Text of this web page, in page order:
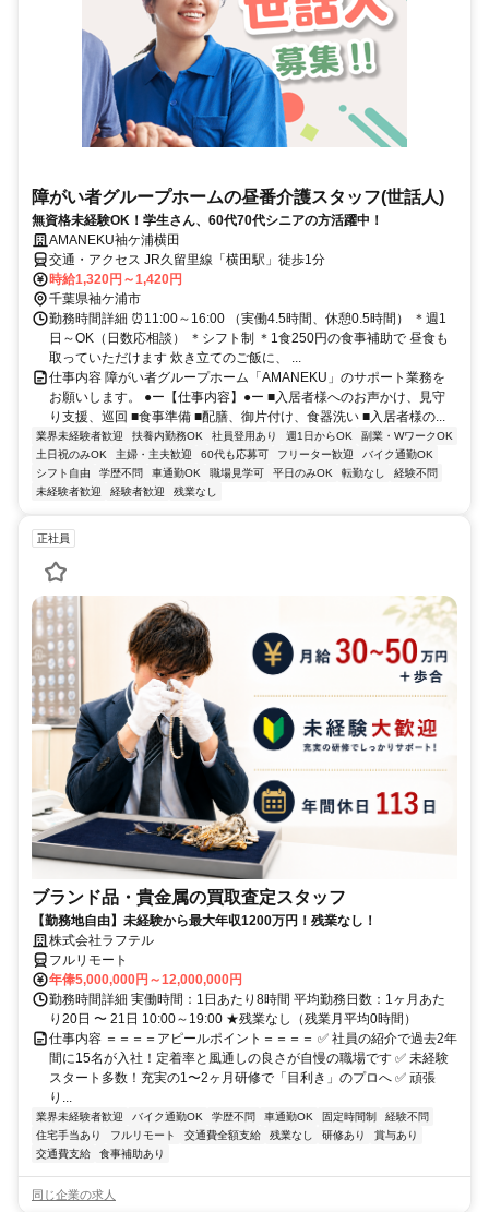
障がい者グループホームの昼番介護スタッフ(世話人)
無資格未経験OK！学生さん、60代70代シニアの方活躍中！
AMANEKU袖ケ浦横田
交通・アクセス JR久留里線「横田駅」徒歩1分
時給1,320円～1,420円
千葉県袖ケ浦市
勤務時間詳細 ⏰11:00～16:00 （実働4.5時間、休憩0.5時間） ＊週1
日～OK（日数応相談） ＊シフト制 ＊1食250円の食事補助で 昼食も
取っていただけます 炊き立てのご飯に、 ...
仕事内容 障がい者グループホーム「AMANEKU」のサポート業務を
お願いします。 ●ー【仕事内容】●ー ■入居者様へのお声かけ、見守
り支援、巡回 ■食事準備 ■配膳、御片付け、食器洗い ■入居者様の...
業界未経験者歓迎 扶養内勤務OK 社員登用あり 週1日からOK
副業・WワークOK
土日祝のみOK
主婦・主夫歓迎 60代も応募可 フリーター歓迎
バイク通勤OK
シフト自由
学歴不問 車通勤OK 職場見学可 平日のみOK 転勤なし
経験不問
未経験者歓迎
経験者歓迎 残業なし
正社員
ブランド品・貴金属の買取査定スタッフ
【勤務地自由】未経験から最大年収1200万円！残業なし！
株式会社ラフテル
フルリモート
年俸5,000,000円～12,000,000円
勤務時間詳細 実働時間：1日あたり8時間 平均勤務日数：1ヶ月あた
り20日 〜 21日 10:00～19:00 ★残業なし（残業月平均0時間）
仕事内容 ＝＝＝＝アピールポイント＝＝＝＝ ✅ 社員の紹介で過去2年
間に15名が入社！定着率と風通しの良さが自慢の職場です ✅ 未経験
スタート多数！充実の1〜2ヶ月研修で「目利き」のプロへ ✅ 頑張
り...
業界未経験者歓迎 バイク通勤OK 学歴不問 車通勤OK 固定時間制
経験不問
住宅手当あり
フルリモート 交通費全額支給 残業なし 研修あり
賞与あり
交通費支給
食事補助あり
同じ企業の求人